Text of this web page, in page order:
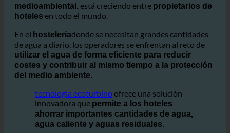
El agua es unrecurso precioso, y la concienciación
sobre el despilfarro de agua y su impacto
medioambiental.
está creciendo entre
propietarios de
hoteles en todo el mundo.
En elhostelería donde se necesitan grandes cantidades
de agua a diario, los operadores se enfrentan al reto de
utilizar el agua de forma eficiente para reducir
costes y contribuir al mismo tiempo a la protección
del medio ambiente.
tecnología ecoturbino ofrece una solución
innovadora quepermite a los hoteles